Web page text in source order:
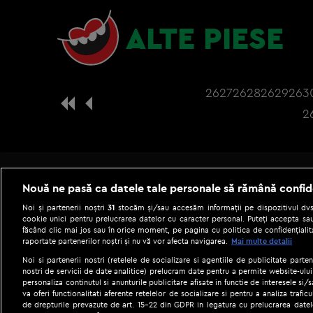
ALTE PIESE
262726282629
Gestionați preferințele|
Nouă ne pasă ca datele tale personale să rămână
Noi și partenerii noștri31 stocăm și/sau accesăm informații pe dispozitivul
cookie unici pentru prelucrarea datelor cu caracter personal. Puteți accepta
făcând clic mai jos sau în orice moment, pe pagina cu politica de
raportate partenerilor noștri și nu vă vor afecta navigarea.
Mai multe detalii
Noi si partenerii nostri (retelele de socializare si agentiile de publicitate
nostri de servicii de date analitice) prelucram date pentru a permite website-
personaliza continutul si anunturile publicitare afisate in functie de interesele si/
va oferi functionalitati aferente retelelor de socializare si pentru a analiza
de drepturile prevazute de art. 15-22 din GDPR in legatura cu prelucrarea